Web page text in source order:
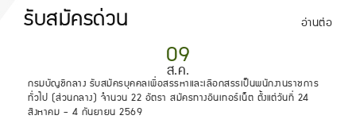
รับสมัครด่วน อ่านต่อ
09
ส.ค.
กรมบัญชีกลาง รับสมัครบุคคลเพื่อสรรหาและเลือกสรรเป็นพนักงานราชการ
ทั่วไป (ส่วนกลาง) จำนวน 22 อัตรา สมัครทางอินเทอร์เน็ต ตั้งแต่วันที่ 24
สิงหาคม - 4 กันยายน 2569